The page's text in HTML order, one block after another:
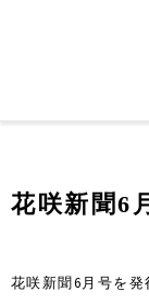
花咲新聞6
花咲新聞6月号を発